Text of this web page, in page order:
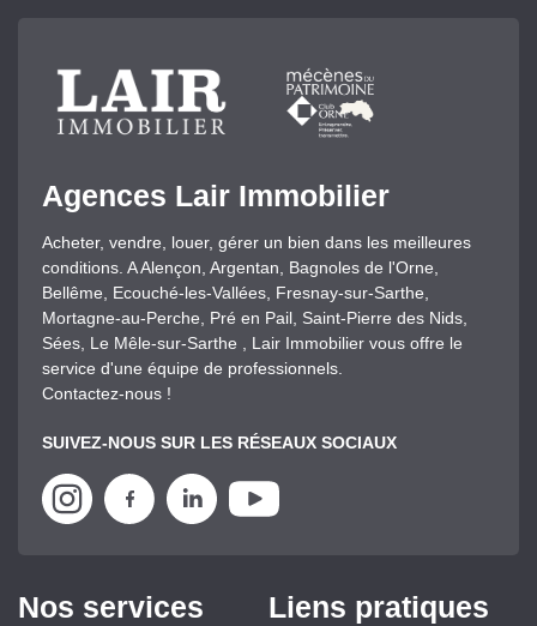
Agences Lair Immobilier
Acheter, vendre, louer, gérer un bien dans les meilleures
conditions. A Alençon, Argentan, Bagnoles de l'Orne,
Bellême, Ecouché-les-Vallées, Fresnay-sur-Sarthe,
Mortagne-au-Perche, Pré en Pail, Saint-Pierre des Nids,
Sées, Le Mêle-sur-Sarthe , Lair Immobilier vous offre le
service d'une équipe de professionnels.
Contactez-nous !
SUIVEZ-NOUS SUR LES RÉSEAUX SOCIAUX
Nos services Liens pratiques